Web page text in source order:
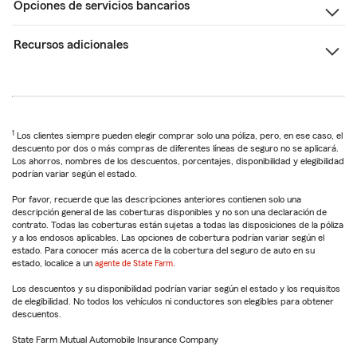
Opciones de servicios bancarios
Recursos adicionales
1 Los clientes siempre pueden elegir comprar solo una póliza, pero, en ese caso, el
descuento por dos o más compras de diferentes líneas de seguro no se aplicará.
Los ahorros, nombres de los descuentos, porcentajes, disponibilidad y elegibilidad
podrían variar según el estado.
Por favor, recuerde que las descripciones anteriores contienen solo una
descripción general de las coberturas disponibles y no son una declaración de
contrato. Todas las coberturas están sujetas a todas las disposiciones de la póliza
y a los endosos aplicables. Las opciones de cobertura podrían variar según el
estado. Para conocer más acerca de la cobertura del seguro de auto en su
estado, localice a un agente de State Farm
Los descuentos y su disponibilidad podrían variar según el estado y los requisitos
de elegibilidad. No todos los vehículos ni conductores son elegibles para obtener
descuentos.
State Farm Mutual Automobile Insurance Company